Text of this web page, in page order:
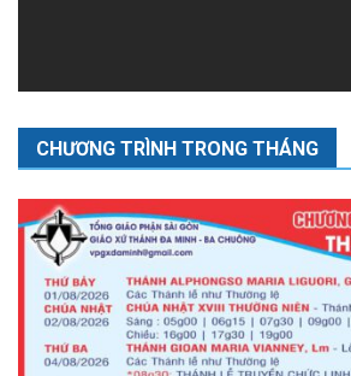
CHƯƠNG TRÌNH TRONG THÁNG